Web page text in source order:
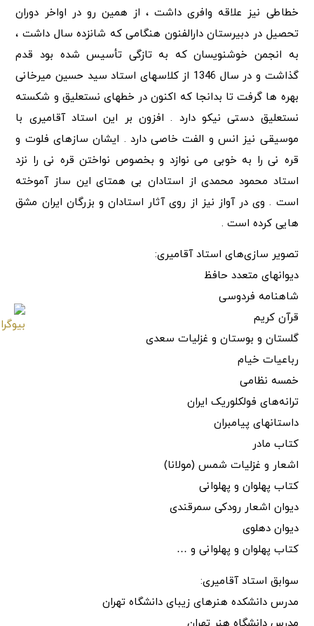
خطاطی نیز علاقه وافری داشت ، از همین رو در اواخر دوران
تحصیل در دبیرستان دارالفنون هنگامی که شانزده سال داشت ،
به انجمن خوشنویسان که به تازگی تأسیس شده بود قدم
گذاشت و در سال 1346 از کلاسهای استاد سید حسین میرخانی
بهره ها گرفت تا بدانجا که اکنون در خطهای نستعلیق و شکسته
نستعلیق دستی نیکو دارد . افزون بر این استاد آقامیری با
موسیقی نیز انس و الفت خاصی دارد . ایشان سازهای فلوت و
قره نی را به خوبی می نوازد و بخصوص نواختن قره نی را نزد
استاد محمود محمدی از استادان بی همتای این ساز آموخته
است . وی در آواز نیز از روی آثار استادان و بزرگان ایران مشق
هایی کرده است .
تصویر سازی‌های استاد آقامیری:
دیوانهای متعدد حافظ
شاهنامه فردوسی
قرآن کریم
گلستان و بوستان و غزلیات سعدی
رباعیات خیام
خمسه نظامی
ترانه‌های فولکلوریک ایران
داستانهای پیامبران
کتاب مادر
اشعار و غزلیات شمس (مولانا)
کتاب پهلوان و پهلوانی
دیوان اشعار رودکی سمرقندی
دیوان دهلوی
کتاب پهلوان و پهلوانی و …
سوابق استاد آقامیری:
مدرس دانشکده هنرهای زیبای دانشگاه تهران